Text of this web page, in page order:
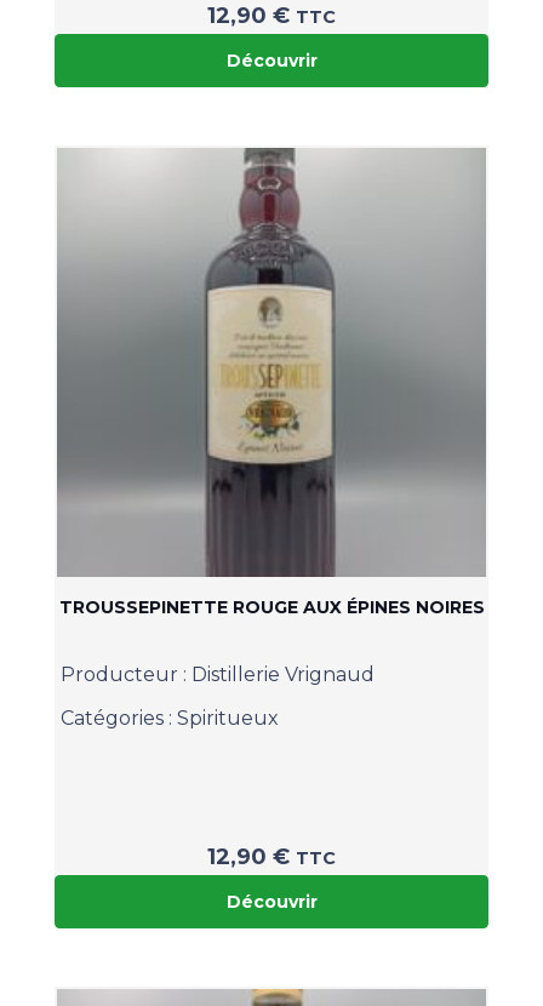
12,90 € TTC
Découvrir
TROUSSEPINETTE ROUGE AUX ÉPINES NOIRES
Producteur : Distillerie Vrignaud
Catégories : Spiritueux
12,90 € TTC
Découvrir